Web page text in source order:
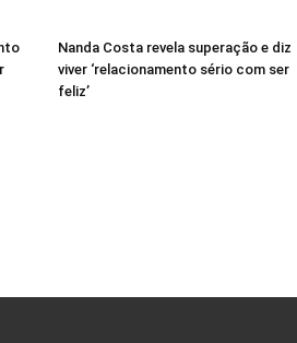
Nanda Costa revela superação e diz
viver ‘relacionamento sério com ser
feliz’